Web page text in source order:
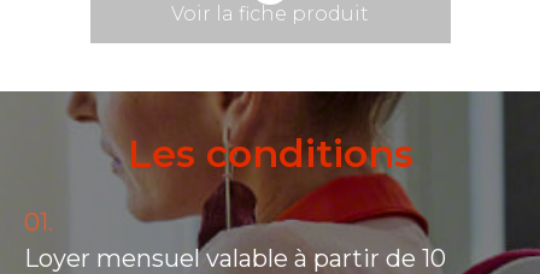
Voir la fiche produit
Les conditions
01.
Loyer mensuel valable à partir de 10